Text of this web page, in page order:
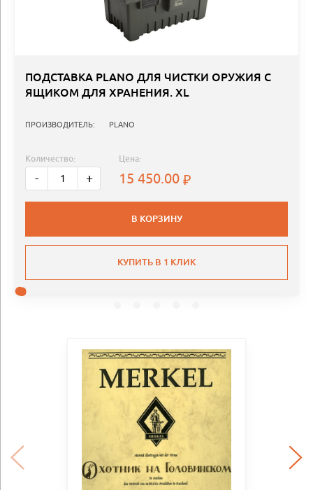
ПОДСТАВКА PLANO ДЛЯ ЧИСТКИ ОРУЖИЯ С
ЯЩИКОМ ДЛЯ ХРАНЕНИЯ. XL
ПРОИЗВОДИТЕЛЬ: PLANO
Количество:
- +
Цена:
15 450.00
В КОРЗИНУ
КУПИТЬ В 1 КЛИК